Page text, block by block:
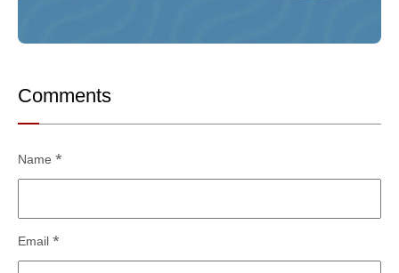
Comments
Name *
Email *